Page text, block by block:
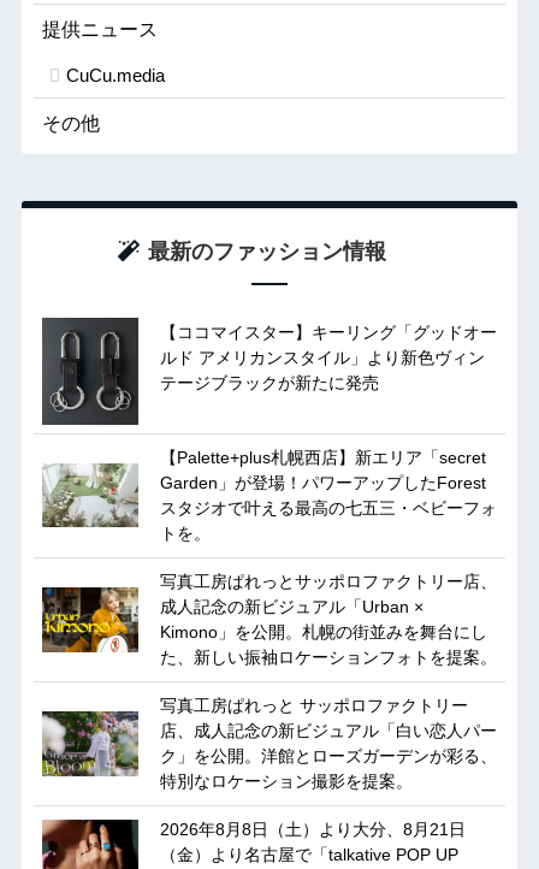
提供ニュース
CuCu.media
その他
最新のファッション情報
【ココマイスター】キーリング「グッドオー
ルド アメリカンスタイル」より新色ヴィン
テージブラックが新たに発売
【Palette+plus札幌西店】新エリア「secret
Garden」が登場！パワーアップしたForest
スタジオで叶える最高の七五三・ベビーフォ
トを。
写真工房ぱれっとサッポロファクトリー店、
成人記念の新ビジュアル「Urban ×
Kimono」を公開。札幌の街並みを舞台にし
た、新しい振袖ロケーションフォトを提案。
写真工房ぱれっと サッポロファクトリー
店、成人記念の新ビジュアル「白い恋人パー
ク」を公開。洋館とローズガーデンが彩る、
特別なロケーション撮影を提案。
2026年8月8日（土）より大分、8月21日
（金）より名古屋で「talkative POP UP